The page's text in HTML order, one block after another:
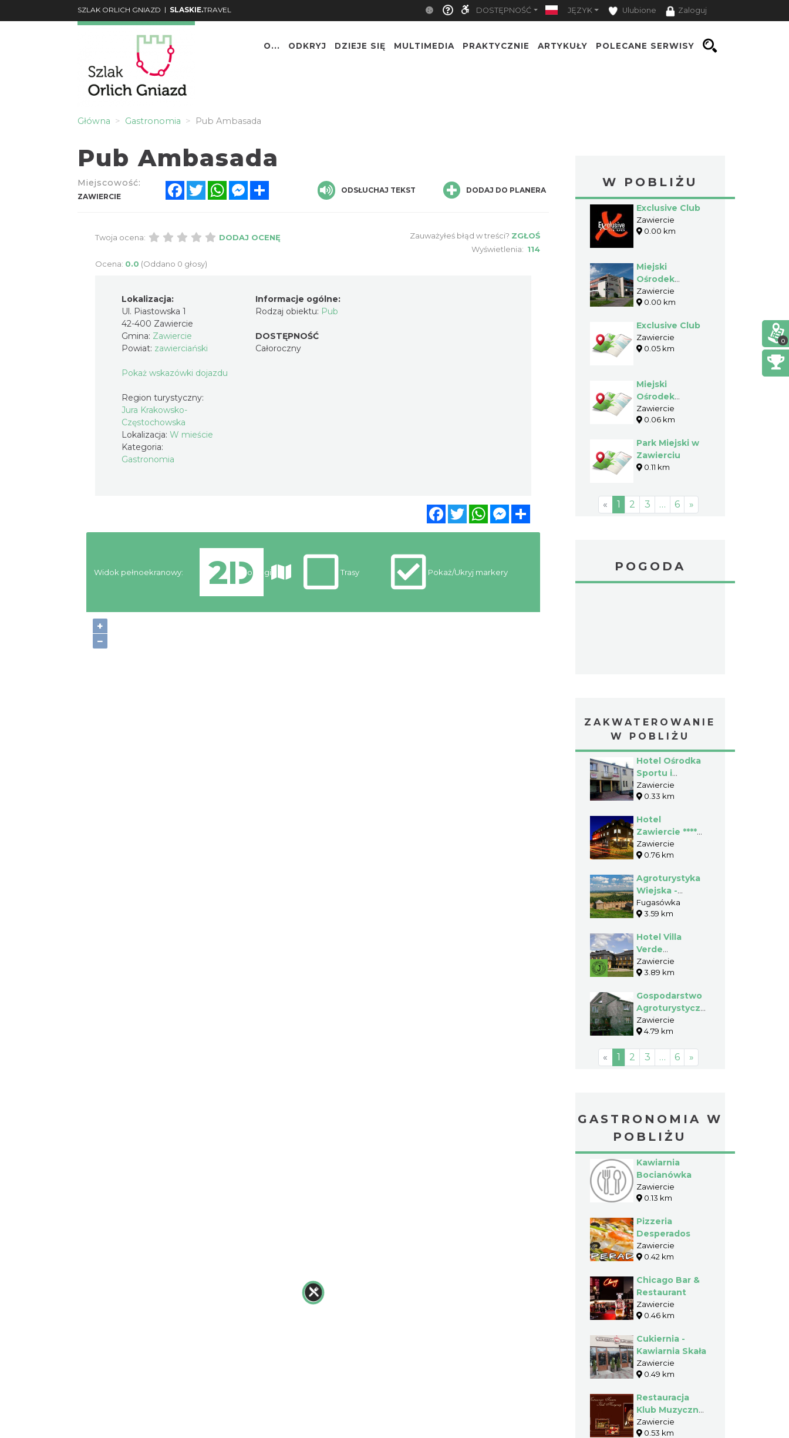
SZLAK ORLICH GNIAZD | SLASKIE.TRAVEL DOSTĘPNOŚĆ JĘZYK Ulubione Zaloguj
O... ODKRYJ DZIEJE SIĘ MULTIMEDIA PRAKTYCZNIE ARTYKUŁY POLECANE SERWISY
Główna Gastronomia Pub Ambasada
Pub Ambasada
Miejscowość:
ZAWIERCIE
FacebookTwitterWhatsAppMessenger ODSŁUCHAJ TEKST DODAJ DO PLANERA
Twoja ocena: DODAJ OCENĘ
Ocena: 0.0 (Oddano 0 głosy)
Zauważyłeś błąd w treści? ZGŁOŚ
Wyświetlenia: 114
Lokalizacja:
Ul. Piastowska 1
42-400 Zawiercie
Gmina: Zawiercie
Powiat: zawierciański
Pokaż wskazówki dojazdu
Region turystyczny:
Jura Krakowsko-
Częstochowska
Lokalizacja: W mieście
Kategoria:
Gastronomia
Informacje ogólne:
Rodzaj obiektu: Pub
DOSTĘPNOŚĆ
Całoroczny
FacebookTwitterWhatsAppMessenger
+
−
Widok pełnoekranowy: Noclegi Trasy Pokaż/Ukryj markery
W POBLIŻU
Exclusive Club
Zawiercie
0.00 km
Miejski
Ośrodek
Kultury
CENTRUM im.
Mickiewicza
Zawiercie
0.00 km
Exclusive Club
Zawiercie
0.05 km
Miejski
Ośrodek
Kultury w
Zawierciu
Zawiercie
0.06 km
Park Miejski w
Zawierciu
0.11 km
« 1 2 3 … 6 »
POGODA
ZAKWATEROWANIE
W POBLIŻU
Hotel Ośrodka
Sportu i
Rekreacji
Zawiercie
0.33 km
Hotel
Zawiercie ****
Business &
Leisure
Zawiercie
0.76 km
Agroturystyka
Wiejska -
Noclegi -
Kałwak Teresa
Fugasówka
3.59 km
Hotel Villa
Verde
Congress &
SPA****
Zawiercie
3.89 km
Gospodarstwo
Agroturystyczne
- Bogusława
Witek
Zawiercie
4.79 km
« 1 2 3 … 6 »
GASTRONOMIA W
POBLIŻU
Kawiarnia
Bocianówka
Zawiercie
0.13 km
Pizzeria
Desperados
Zawiercie
0.42 km
Chicago Bar &
Restaurant
Zawiercie
0.46 km
Cukiernia -
Kawiarnia Skała
Zawiercie
0.49 km
Restauracja
Klub Muzyczny
Novum
Zawiercie
0.53 km
0